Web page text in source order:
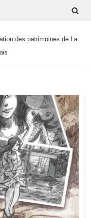
des patrimoines de La